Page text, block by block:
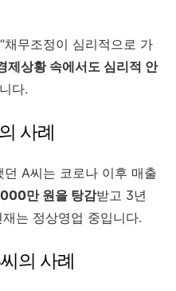
채무조정이 심리적으로 가
제상황 속에서도 심리적 안
다.
사례
A씨는 코로나 이후 매출
만 원을 탕감받고 3년
는 정상영업 중입니다.
의 사례